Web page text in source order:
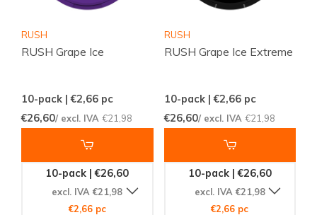
RUSH
RUSH Grape Ice
10-pack | €2,66 pc
€26,60/ excl. IVA €21,98
10-pack | €26,60
excl. IVA €21,98
€2,66 pc
RUSH
RUSH Grape Ice Extreme
10-pack | €2,66pc
€26,60/ excl. IVA €21,98
10-pack | €26,60
excl. IVA €21,98
€2,66 pc